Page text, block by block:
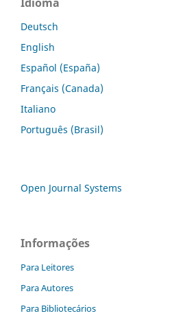
Idioma
Deutsch
English
Español (España)
Français (Canada)
Italiano
Português (Brasil)
Open Journal Systems
Informações
Para Leitores
Para Autores
Para Bibliotecários